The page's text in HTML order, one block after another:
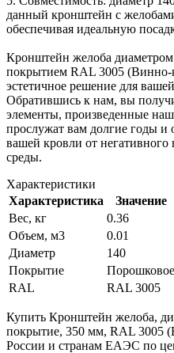
данный кронштейн с
обеспечивая идеальную
Кронштейн желоба
покрытием RAL 3005 (Винно-
эстетичное решение для
Обратившись к нам, вы
элементы, произведенные
прослужат вам долгие годы и
вашей кровли от
среды.
Характеристики
Характеристика
Значение
Вес, кг
0.36
Объем, м3
0.01
Диаметр
140
Покрытие
Порошковое
RAL
RAL 3005
Купить Кронштейн желоба,
покрытие, 350 мм, RAL 3005
России и странам ЕАЭС по